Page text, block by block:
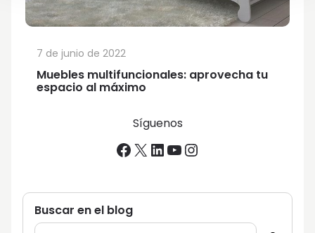
Muebles multifuncionales: aprovecha tu
espacio al máximo
7 de junio de 2022
Síguenos
Facebook
X LinkedIn
YouTube
Instagram
Buscar en el blog